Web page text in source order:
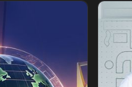
تقارير الشرق